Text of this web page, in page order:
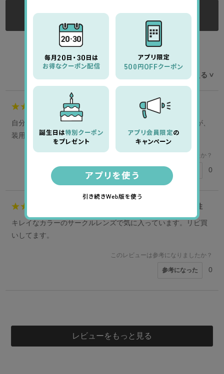
ログインする
ログイン後にレビューをご記入ください
レビューを並べ替える >
4 40代 女性
自分にはBCが少し合わないようで、時々ズレる感じはあるが、
装用感は悪くないと思う。
このレビューは参考になりましたか？
参考になった 0
女性
キレイなカラーのサークルレンズで気に入っています。リピ買
いしてます。
このレビューは参考になりましたか？
参考になった 0
レビューをもっと見る